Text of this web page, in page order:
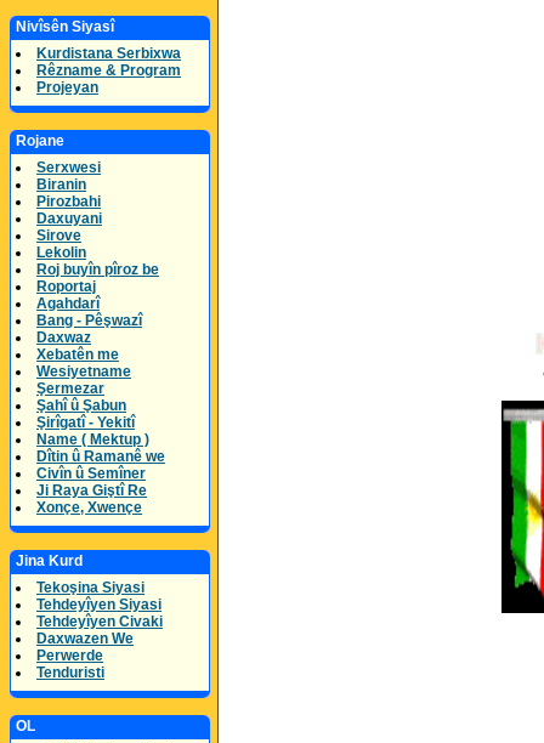
Nivîsên Siyasî
Kurdistana Serbixwa
Rêzname & Program
Projeyan
Rojane
Serxwesi
Biranin
Pirozbahi
Daxuyani
Sirove
Lekolin
Roj buyîn pîroz be
Roportaj
Agahdarî
Bang - Pêşwazî
Daxwaz
Xebatên me
Wesiyetname
Şermezar
Şahî û Şabun
Şirîgatî - Yekitî
Name ( Mektup )
Dîtin û Ramanê we
Civîn û Semîner
Ji Raya Giştî Re
Xonçe, Xwençe
Jina Kurd
Tekoşina Siyasi
Tehdeyîyen Siyasi
Tehdeyîyen Civaki
Daxwazen We
Perwerde
Tenduristi
OL